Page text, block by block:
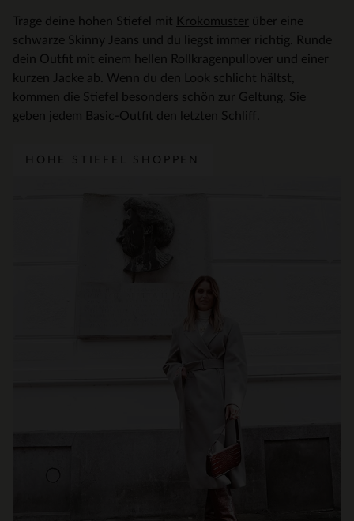
Trage deine hohen Stiefel mit Krokomuster über eine
schwarze Skinny Jeans und du liegst immer richtig. Runde
dein Outfit mit einem hellen Rollkragenpullover und einer
kurzen Jacke ab. Wenn du den Look schlicht hältst,
kommen die Stiefel besonders schön zur Geltung. Sie
geben jedem Basic-Outfit den letzten Schliff.
HOHE STIEFEL SHOPPEN